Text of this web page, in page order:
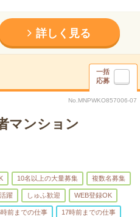
詳しく見る
一括
応募
No.MNPWKO857006-07
マンション
10名以上の大量募集 複数名募集
躍 しゅふ歓迎 WEB登録OK
時前までの仕事 17時前までの仕事